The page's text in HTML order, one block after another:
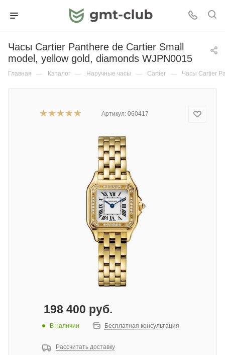
Часы Cartier Panthere de Cartier Small
model, yellow gold, diamonds WJPN0015
Главная — Каталог — Наручные часы — Cartier — Часы Cartier
Артикул: 060417
198 400 руб.
В наличии Бесплатная консультация
Рассчитать доставку